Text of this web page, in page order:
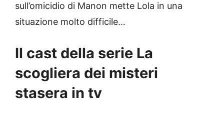
sull’omicidio di Manon mette Lola in una
situazione molto difficile…
Il cast della serie La
scogliera dei misteri
stasera in tv